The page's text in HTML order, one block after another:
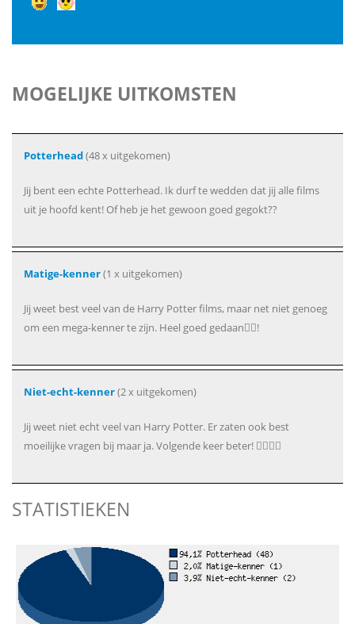
MOGELIJKE UITKOMSTEN
Potterhead(48 x uitgekomen)
Jij bent een echte Potterhead. Ik durf te wedden dat jij alle films
uit je hoofd kent! Of heb je het gewoon goed gegokt??
Matige-kenner(1 x uitgekomen)
Jij weet best veel van de Harry Potter films, maar net niet genoeg
om een mega-kenner te zijn. Heel goed gedaan👍🏻!
Niet-echt-kenner(2 x uitgekomen)
Jij weet niet echt veel van Harry Potter. Er zaten ook best
moeilijke vragen bij maar ja. Volgende keer beter! 👍🏻👍🏻
STATISTIEKEN